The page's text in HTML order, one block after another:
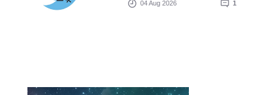
04 Aug 2026 1